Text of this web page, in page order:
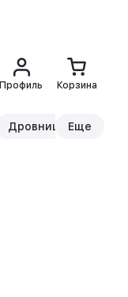
Профиль Корзина
Дровницы Еще